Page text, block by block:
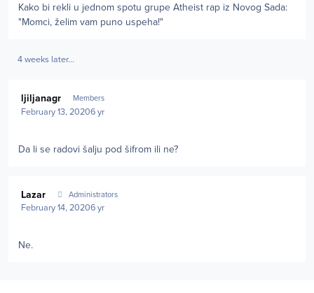
Kako bi rekli u jednom spotu grupe Atheist rap iz Novog Sada:
"Momci, želim vam puno uspeha!"
4 weeks later...
ljiljanagr Members
February 13, 20206 yr
Da li se radovi šalju pod šifrom ili ne?
Lazar Administrators
February 14, 20206 yr
Ne.